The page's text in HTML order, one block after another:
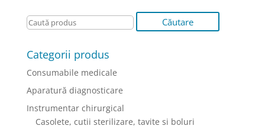
36,00 lei
variații.
Opțiunile
fi
alese
în
produsului.
Categorii produs
Consumabile medicale
Aparatură diagnosticare
Instrumentar chirurgical
Casolete, cutii sterilizare, tavite si boluri